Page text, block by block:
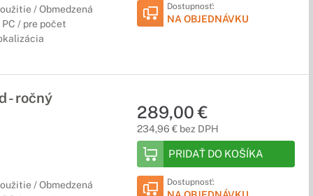
/ Obmedzená
/ pre počet
Dostupnosť:
NA OBJEDNÁVKU
- ročný
/ Obmedzená
289,00 €
234,96 € bez DPH
PRIDAŤ DO KOŠÍKA
Dostupnosť: